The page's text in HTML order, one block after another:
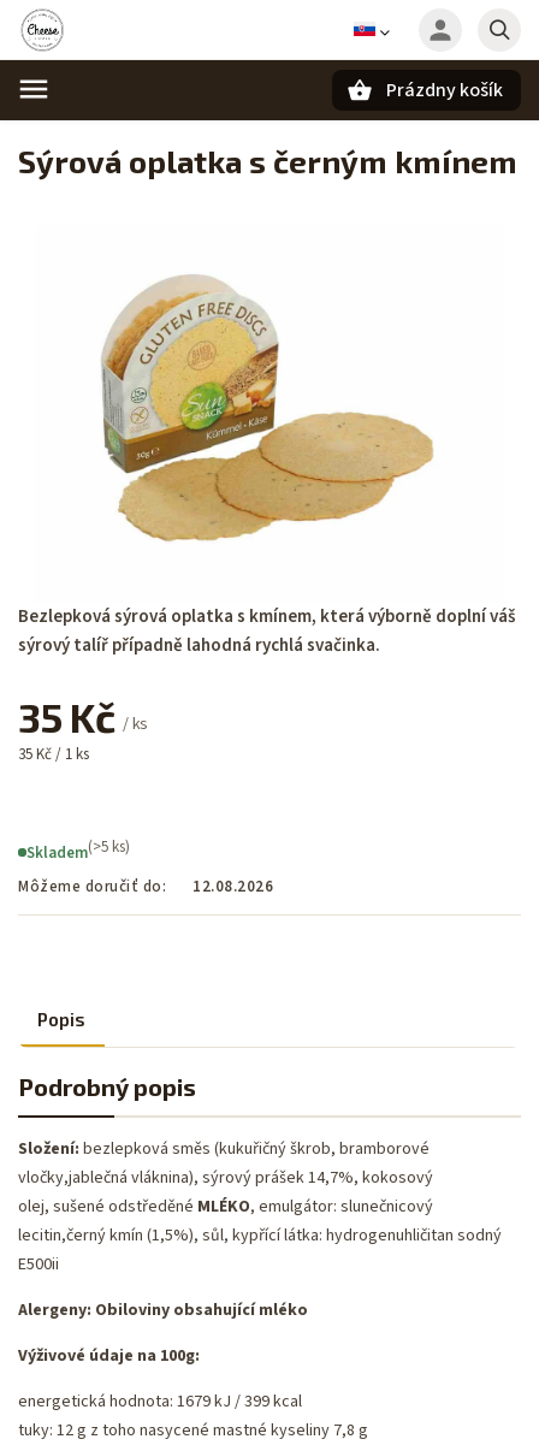
Prázdny košík
Sýrová oplatka s černým kmínem
35 Kč/ ks
35 Kč / 1 ks
Skladem(>5 ks)
Môžeme doručiť do:
12.08.2026
Bezlepková sýrová oplatka s kmínem, která výborně doplní váš
sýrový talíř případně lahodná rychlá svačinka.
Popis
Podrobný popis
Složení: bezlepková směs (kukuřičný škrob, bramborové
vločky,jablečná vláknina), sýrový prášek 14,7%, kokosový
olej, sušené odstředěné MLÉKO, emulgátor: slunečnicový
lecitin,černý kmín (1,5%), sůl, kypřící látka: hydrogenuhličitan sodný
E500ii
Alergeny: Obiloviny obsahující mléko
Výživové údaje na 100g:
energetická hodnota: 1679 kJ / 399 kcal
tuky: 12 g z toho nasycené mastné kyseliny 7,8 g